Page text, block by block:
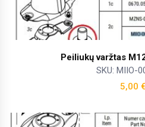
Peiliukų varžtas
SKU: MIIO-
5,00 €